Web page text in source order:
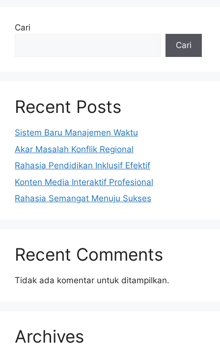
Cari
Cari
Recent Posts
Sistem Baru Manajemen Waktu
Akar Masalah Konflik Regional
Rahasia Pendidikan Inklusif Efektif
Konten Media Interaktif Profesional
Rahasia Semangat Menuju Sukses
Recent Comments
Tidak ada komentar untuk ditampilkan.
Archives